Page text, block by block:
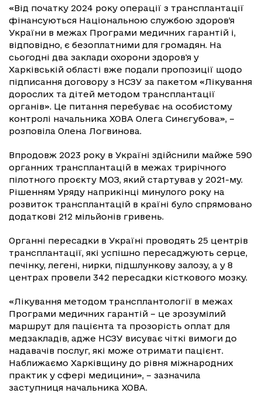
«Від початку 2024 року операції з трансплантації
фінансуються Національною службою здоров’я
України в межах Програми медичних гарантій і,
відповідно, є безоплатними для громадян. На
сьогодні два заклади охорони здоров'я у
Харківській області вже подали пропозиції щодо
підписання договору з НСЗУ за пакетом «Лікування
дорослих та дітей методом трансплантації
органів». Це питання перебуває на особистому
контролі начальника ХОВА Олега Синєгубова», –
розповіла Олена Логвинова.
Впродовж 2023 року в Україні здійснили майже 590
органних трансплантацій в межах трирічного
пілотного проєкту МОЗ, який стартував у 2021-му.
Рішенням Уряду наприкінці минулого року на
розвиток трансплантацій в країні було спрямовано
додаткові 212 мільйонів гривень.
Органні пересадки в Україні проводять 25 центрів
трансплантації, які успішно пересаджують серце,
печінку, легені, нирки, підшлункову залозу, а у 8
центрах провели 342 пересадки кісткового мозку.
«Лікування методом трансплантології в межах
Програми медичних гарантій – це зрозумілий
маршрут для пацієнта та прозорість оплат для
медзакладів, адже НСЗУ висуває чіткі вимоги до
надавачів послуг, які може отримати пацієнт.
Наближаємо Харківщину до рівня міжнародних
практик у сфері медицини», – зазначила
заступниця начальника ХОВА.